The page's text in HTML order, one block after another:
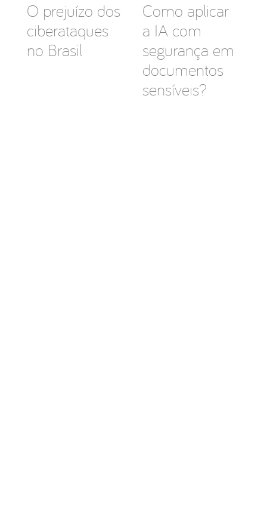
O prejuízo dos
ciberataques
no Brasil
Como aplicar
a IA com
segurança em
documentos
sensíveis?